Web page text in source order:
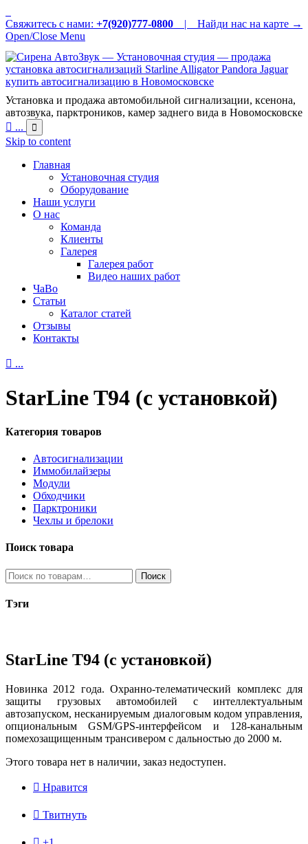
Свяжитесь с нами: +7(920)777-0800 | Найди нас на карте →
Open/Close Menu
Установка и продажа автомобильной сигнализации, ксенона,
автозвука, парктроников, камер заднего вида в Новомосковске
 ... 
Skip to content
Главная
Установочная студия
Оборудование
Наши услуги
О нас
Команда
Клиенты
Галерея
Галерея работ
Видео наших работ
ЧаВо
Статьи
Каталог статей
Отзывы
Контакты
 ...
StarLine T94 (с установкой)
Категория товаров
Автосигнализации
Иммобилайзеры
Модули
Обходчики
Парктроники
Чехлы и брелоки
Поиск товара
Искать: Поиск
Тэги
StarLine T94 (с установкой)
Новинка 2012 года. Охранно-телематический комплекс для
защиты грузовых автомобилей с интеллектуальным
автозапуском, несканируемым диалоговым кодом управления,
опциональным GSM/GPS-интерфейсом и 128-канальным
помехозащищенным трансивером с дальностью до 2000 м.
Этого товара нет в наличии, заказ недоступен.
 Нравится
 Твитнуть